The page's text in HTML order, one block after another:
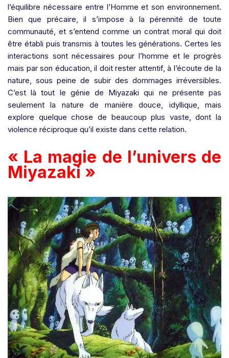
l’équilibre nécessaire entre l’Homme et son environnement.
Bien que précaire, il s’impose à la pérennité de toute
communauté, et s’entend comme un contrat moral qui doit
être établi puis transmis à toutes les générations. Certes les
interactions sont nécessaires pour l’homme et le progrès
mais par son éducation, il doit rester attentif, à l’écoute de la
nature, sous peine de subir des dommages irréversibles.
C’est là tout le génie de Miyazaki qui ne présente pas
seulement la nature de manière douce, idyllique, mais
explore quelque chose de beaucoup plus vaste, dont la
violence réciproque qu’il existe dans cette relation.
« La magie de l’univers de
Miyazaki »